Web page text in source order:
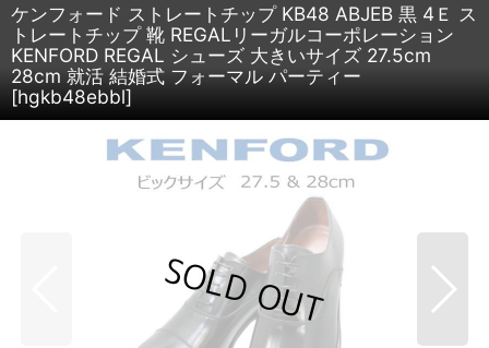
ケンフォード ストレートチップ KB48 ABJEB 黒 4Ｅ ス
トレートチップ 靴 REGALリーガルコーポレーション
KENFORD REGAL シューズ 大きいサイズ 27.5cm
28cm 就活 結婚式 フォーマル パーティー
[hgkb48ebbl]